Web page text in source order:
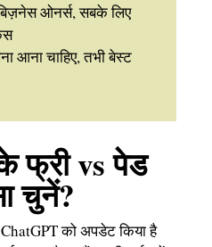
ओनर्स, सबके लिए
आना चाहिए, तभी बेस्ट
फ्री vs पेड
चुनें?
को अपडेट किया है